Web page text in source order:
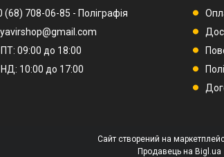
(68) 708-06-85 - Поліграфія
09:00 до 18:00
10:00 до 17:00
Сайт створений на
Продавець на Bigl.ua